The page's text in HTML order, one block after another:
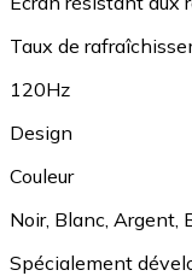
Taux de
120Hz
Design
Couleur
Noir, Blanc Argent
Spécialement